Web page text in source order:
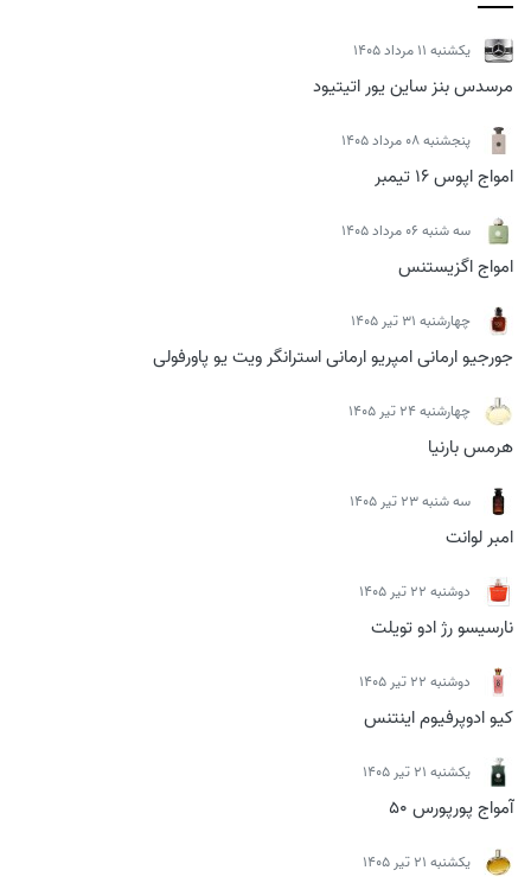
يكشنبه 11 مرداد 1405
مرسدس بنز ساین یور اتیتیود
پنجشنبه 08 مرداد 1405
امواج اپوس 16 تیمبر
سه شنبه 06 مرداد 1405
امواج اگزیستنس
چهارشنبه 31 تیر 1405
جورجیو ارمانی امپریو ارمانی استرانگر ویت یو پاورفولی
چهارشنبه 24 تیر 1405
هرمس بارنیا
سه شنبه 23 تیر 1405
امبر لوانت
دوشنبه 22 تیر 1405
نارسیسو رژ ادو تویلت
دوشنبه 22 تیر 1405
کیو ادوپرفیوم اینتنس
يكشنبه 21 تیر 1405
آمواج پورپورس 50
يكشنبه 21 تیر 1405